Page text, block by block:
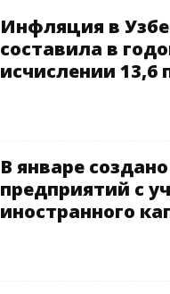
Инфляция в
составила в
исчислении 13,6
В январе создано
предприятий с
иностранного